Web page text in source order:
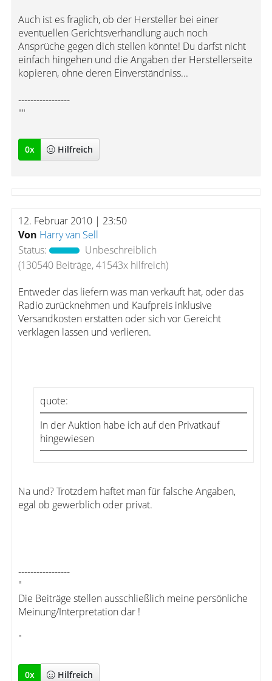
Auch ist es fraglich, ob der Hersteller bei einer
eventuellen Gerichtsverhandlung auch noch
Ansprüche gegen dich stellen könnte! Du darfst nicht
einfach hingehen und die Angaben der Herstellerseite
kopieren, ohne deren Einverständniss...
-----------------
""
0x Hilfreich
12. Februar 2010 | 23:50
Von Harry van Sell
Status:
Unbeschreiblich
(130540 Beiträge, 41543x hilfreich)
Entweder das liefern was man verkauft hat, oder das
Radio zurücknehmen und Kaufpreis inklusive
Versandkosten erstatten oder sich vor Gereicht
verklagen lassen und verlieren.
quote:
In der Auktion habe ich auf den Privatkauf
hingewiesen
Na und? Trotzdem haftet man für falsche Angaben,
egal ob gewerblich oder privat.
-----------------
"
Die Beiträge stellen ausschließlich meine persönliche
Meinung/Interpretation dar !
"
0x Hilfreich